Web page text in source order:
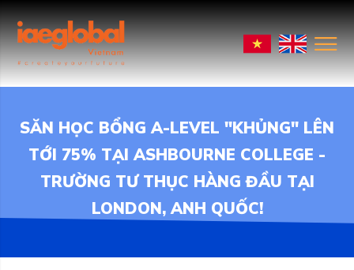
SĂN HỌC BỔNG A-LEVEL "KHỦNG" LÊN
TỚI 75% TẠI ASHBOURNE COLLEGE -
TRƯỜNG TƯ THỤC HÀNG ĐẦU TẠI
LONDON, ANH QUỐC!